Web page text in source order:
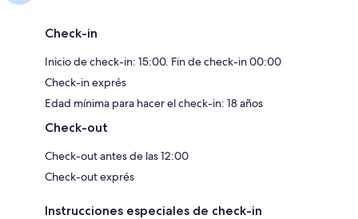
Check-in
Inicio de check-in: 15:00. Fin de check-in 00:00
Check-in exprés
Edad mínima para hacer el check-in: 18 años
Check-out
Check-out antes de las 12:00
Check-out exprés
Instrucciones especiales de check-in